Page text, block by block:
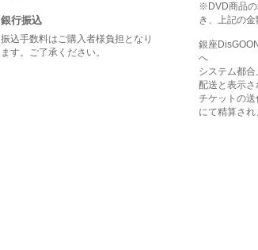
銀行振込
振込手数料はご購入者様負担となり
ます。ご了承ください。
※DVD商品の
き、上記の金
銀座
へ
システム都
配送と表示
チケットの送
にて精算され